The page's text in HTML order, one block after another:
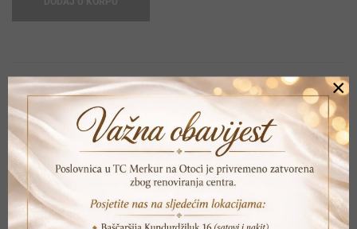
SKU: DSLB 7001A
Print Pošalji prijatelju
×